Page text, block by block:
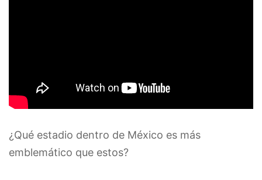
¿Qué estadio dentro de México es más
emblemático que estos?